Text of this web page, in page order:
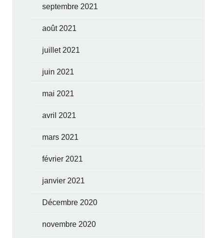
septembre 2021
août 2021
juillet 2021
juin 2021
mai 2021
avril 2021
mars 2021
février 2021
janvier 2021
Décembre 2020
novembre 2020